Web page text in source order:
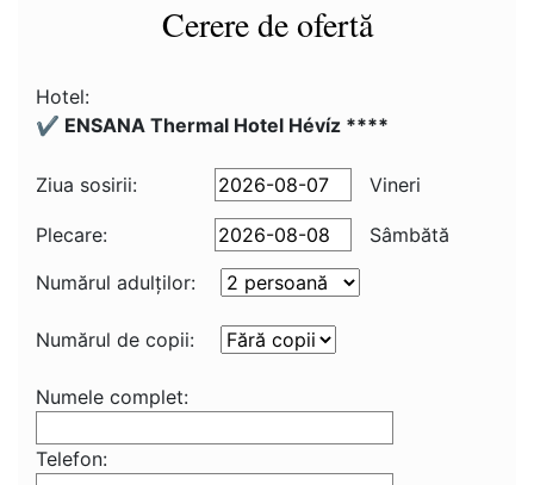
Cerere de ofertă
Hotel:
✔️ ENSANA Thermal Hotel Hévíz ****
Ziua sosirii: Vineri
Plecare:
Sâmbătă
Numărul adulţilor:
Numărul de copii:
Numele complet:
Telefon: